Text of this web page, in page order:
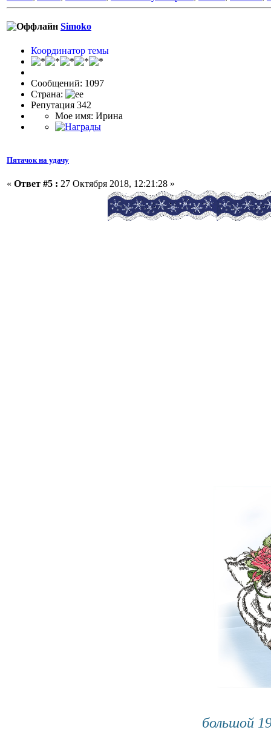
Simoko
Координатор темы
Сообщений: 1097
Страна:
Репутация 342
Мое имя: Ирина
Пятачок на удачу
« Ответ #5 : 27 Октября 2018, 12:21:28 »
большой